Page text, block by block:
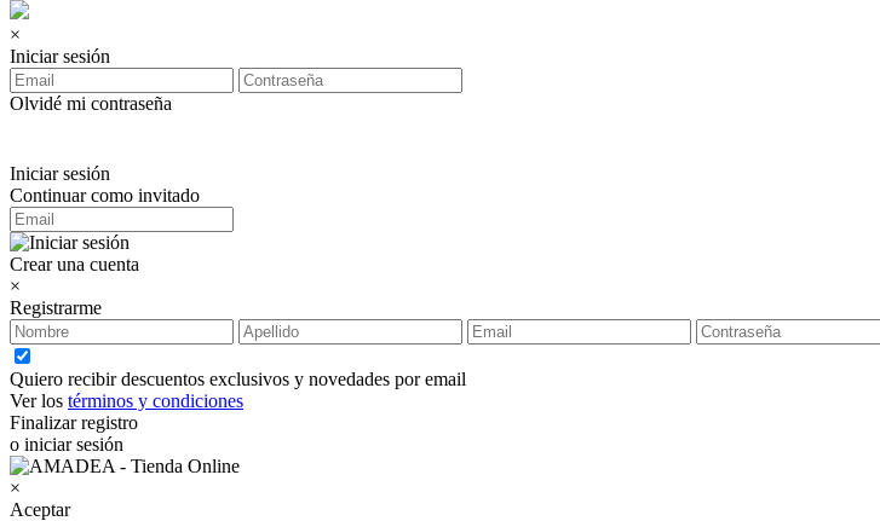
×
Iniciar sesión
Olvidé mi contraseña
Iniciar sesión
Continuar como invitado
Crear una cuenta
×
Registrarme
Quiero recibir descuentos exclusivos y novedades por email
Ver los términos y condiciones
Finalizar registro
o iniciar sesión
×
Aceptar